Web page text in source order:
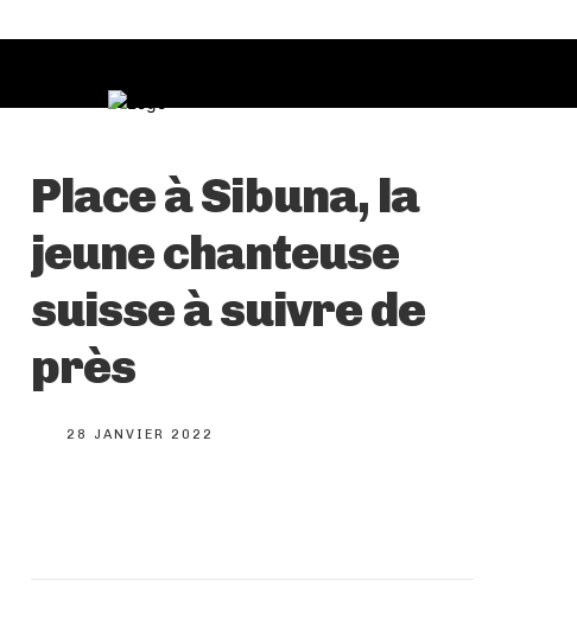
Place à Sibuna, la
jeune chanteuse
suisse à suivre de
près
28 JANVIER 2022